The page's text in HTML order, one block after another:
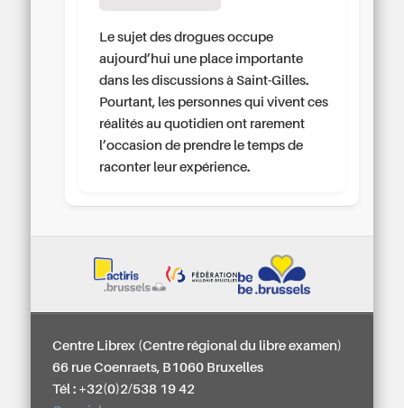
Le sujet des drogues occupe
aujourd’hui une place importante
dans les discussions à Saint-Gilles.
Pourtant, les personnes qui vivent ces
réalités au quotidien ont rarement
l’occasion de prendre le temps de
raconter leur expérience.
Centre Librex (Centre régional du libre examen)
66 rue Coenraets, B1060 Bruxelles
Tél : +32(0)2/538 19 42